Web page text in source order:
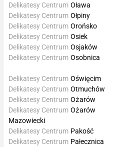
Delikatesy Centrum Oława
Delikatesy Centrum Ołpiny
Delikatesy Centrum Orońsko
Delikatesy Centrum Osiek
Delikatesy Centrum Osjaków
Delikatesy Centrum Osobnica
Delikatesy Centrum Oświęcim
Delikatesy Centrum Otmuchów
Delikatesy Centrum Ożarów
Delikatesy Centrum Ożarów
Mazowiecki
Delikatesy Centrum Pakość
Delikatesy Centrum Pałecznica